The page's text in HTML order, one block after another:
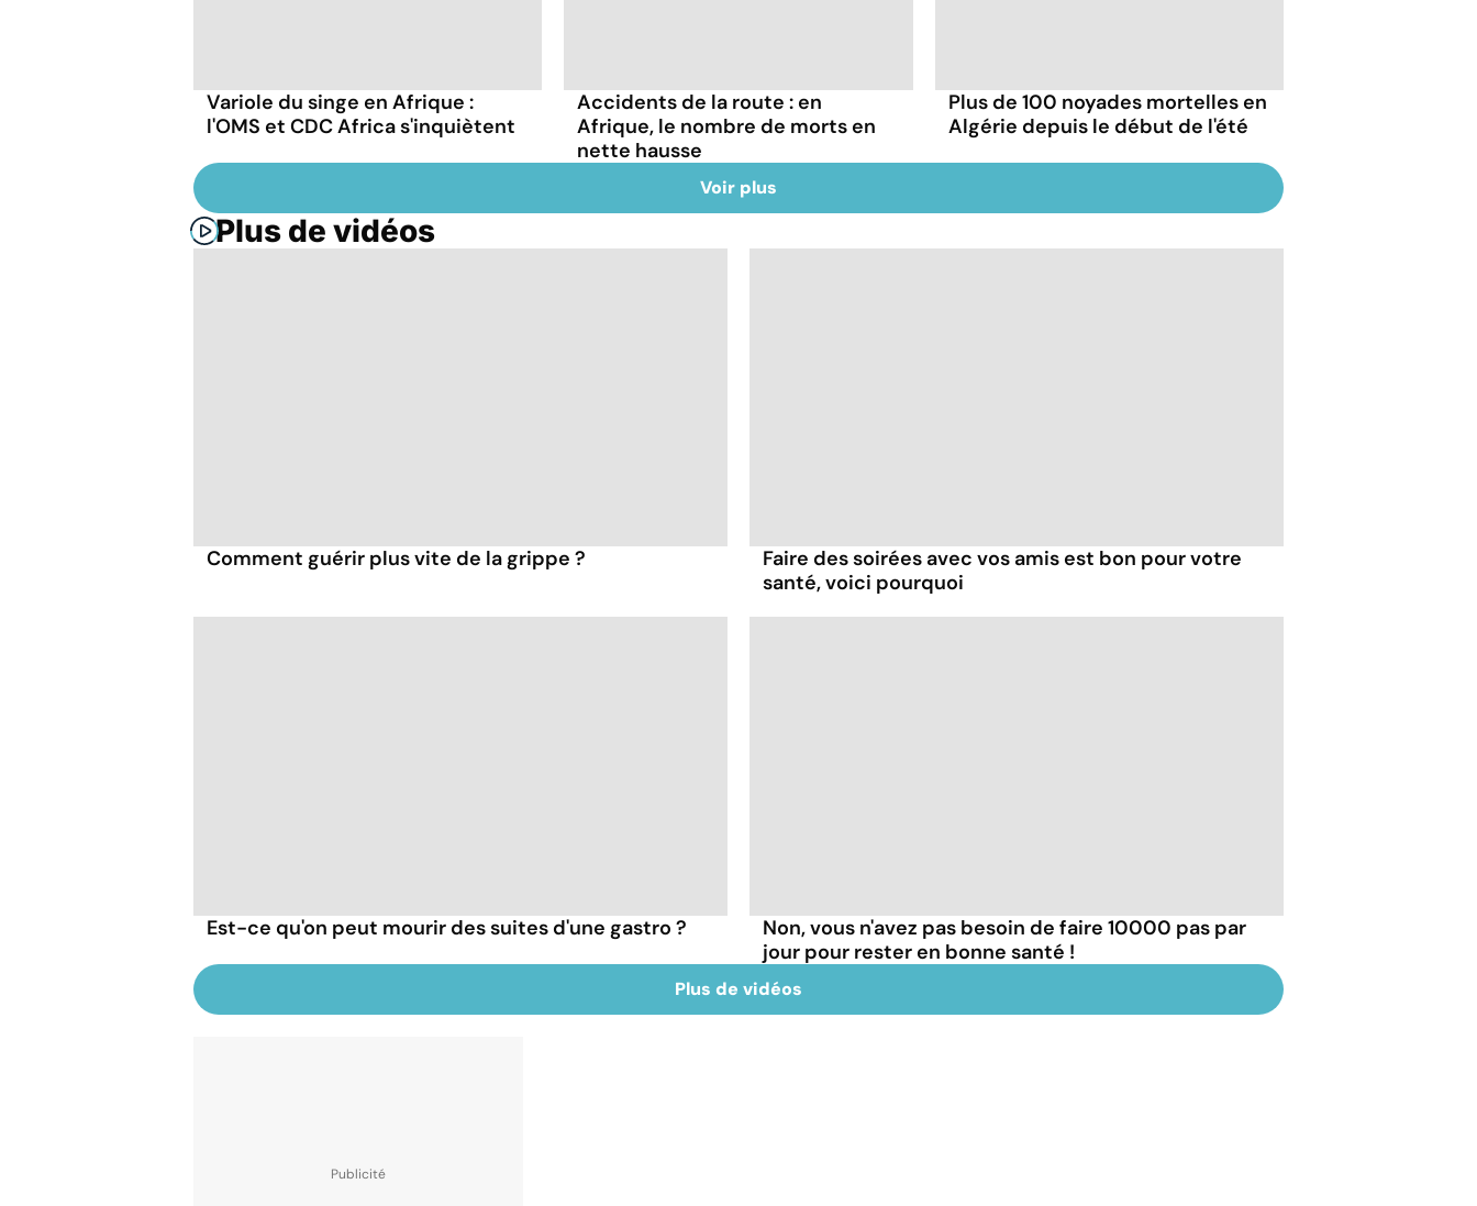
Variole du singe en Afrique :
l'OMS et CDC Africa s'inquiètent
Accidents de la route : en
Afrique, le nombre de morts en
nette hausse
Plus de 100 noyades mortelles en
Algérie depuis le début de l'été
Voir plus
Plus de vidéos
Comment guérir plus vite de la grippe ?
Faire des soirées avec vos amis est bon pour votre
santé, voici pourquoi
Est-ce qu'on peut mourir des suites d'une gastro ?
Non, vous n'avez pas besoin de faire 10000 pas par
jour pour rester en bonne santé !
Plus de vidéos